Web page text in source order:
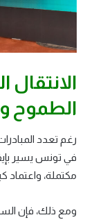
الطموح
رغم تعدد
في تونس يسير
مكتملة، واعتماد
ومع ذلك، فإن